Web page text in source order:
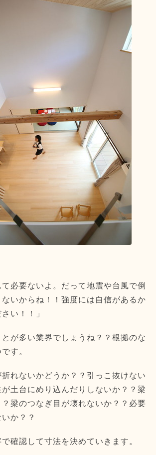
て必要ないよ。だって地震や台風で倒
いからね！！強度には自信があるか
い！！」
が多い業界でしょうね？？根拠のな
す。
れないかどうか？？引っこ抜けない
土台にめり込んだりしないか？？梁
梁のつなぎ目が壊れないか？？必要
か？？
確認して寸法を決めていきます。